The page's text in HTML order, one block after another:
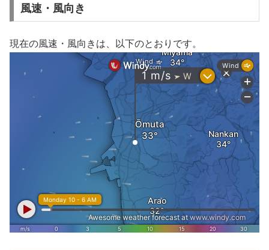
風速・風向き
現在の風速・風向きは、以下のとおりです。